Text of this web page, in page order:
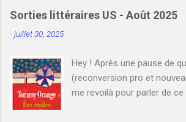
janvier et février. Cependant,
mentionne à la fin de cet
deux blogs qui listent
grands formats. N'hésitez
Sorties littéraires US - Août 2025
-juillet 30, 2025
Hey ! Après une pause de
(reconversion pro et
me revoilà pour parler de